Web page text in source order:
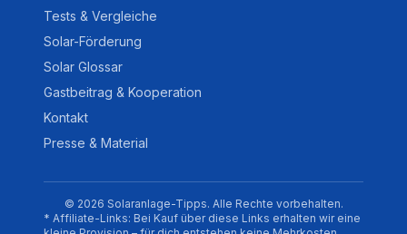
Tests & Vergleiche
Solar-Förderung
Solar Glossar
Gastbeitrag & Kooperation
Kontakt
Presse & Material
© 2026 Solaranlage-Tipps. Alle Rechte vorbehalten.
* Affiliate-Links: Bei Kauf über diese Links erhalten wir eine